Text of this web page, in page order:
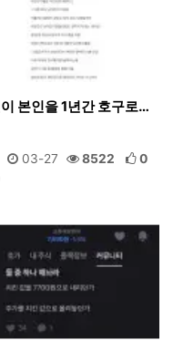
본인을 1년간 호구로…
03-27 8522
0